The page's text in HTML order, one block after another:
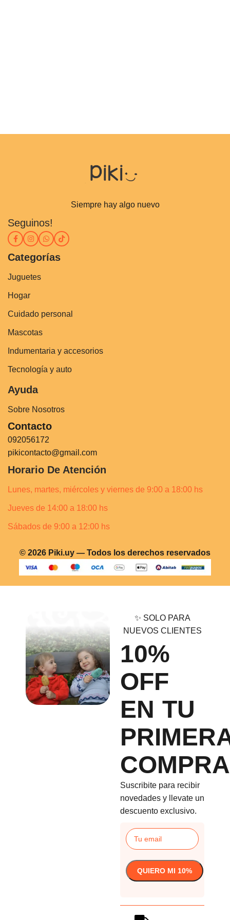
Siempre hay algo nuevo
Seguinos!
Categorías
Juguetes
Hogar
Cuidado personal
Mascotas
Indumentaria y accesorios
Tecnología y auto
Ayuda
Sobre Nosotros
Contacto
092056172
pikicontacto@gmail.com
Horario De Atención
Lunes, martes, miércoles y viernes de 9:00 a 18:00 hs
Jueves de 14:00 a 18:00 hs
Sábados de 9:00 a 12:00 hs
© 2026 Piki.uy — Todos los derechos reservados
✨ SOLO PARA
NUEVOS CLIENTES
10%
OFF
EN TU
COMPRA
Suscribite para recibir
novedades y llevate un
descuento exclusivo.